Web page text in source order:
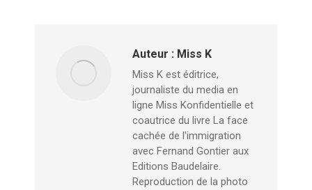
Auteur : Miss K
Miss K est éditrice,
journaliste du media en
ligne Miss Konfidentielle et
coautrice du livre La face
cachée de l'immigration
avec Fernand Gontier aux
Editions Baudelaire.
Reproduction de la photo